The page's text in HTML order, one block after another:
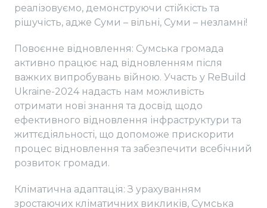
реалізовуємо, демонструючи стійкість та
рішучість, адже Суми – вільні, Суми – незламні!
Повоєнне відновлення: Сумська громада
активно працює над відновленням після
важких випробувань війною. Участь у ReBuild
Ukraine-2024 надасть нам можливість
отримати нові знання та досвід щодо
ефективного відновлення інфраструктури та
життєдіяльності, що допоможе прискорити
процес відновлення та забезпечити всебічний
розвиток громади.
Кліматична адаптація: З урахуванням
зростаючих кліматичних викликів, Сумська